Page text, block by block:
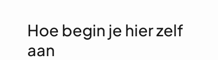
Hoe begin je hier zelf
aan